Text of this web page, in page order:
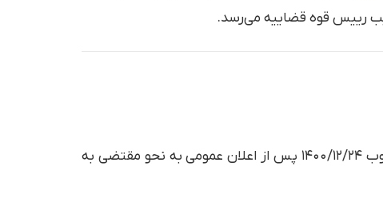
رییس قوه قضاییه می‌رسد.
مصوب ۱۴۰۰/۱۲/۲۴ پس از اعلان عمومی به نحو مقتضی به